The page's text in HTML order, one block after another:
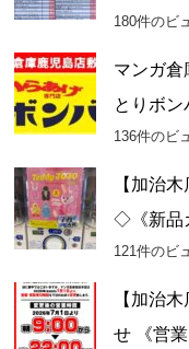
180件のビ
マンガ
とりボン
136件のビ
【加治
◇《新品
121件のビ
【加治
せ 《営業